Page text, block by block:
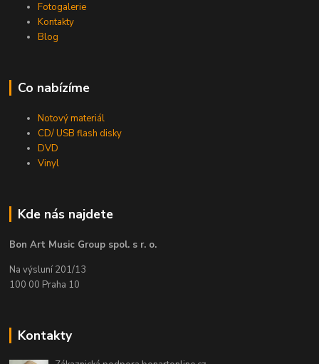
Fotogalerie
Kontakty
Blog
Co nabízíme
Notový materiál
CD/ USB flash disky
DVD
Vinyl
Kde nás najdete
Bon Art Music Group spol. s r. o.
Na výsluní 201/13
100 00 Praha 10
Kontakty